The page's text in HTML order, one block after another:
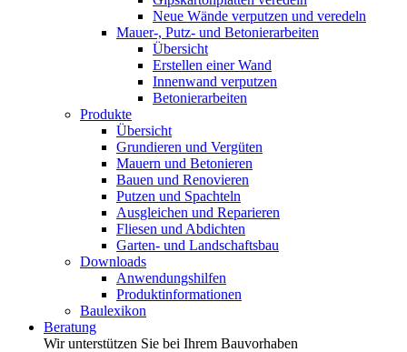
Neue Wände verputzen und veredeln
Mauer-, Putz- und Betonierarbeiten
Übersicht
Erstellen einer Wand
Innenwand verputzen
Betonierarbeiten
Produkte
Übersicht
Grundieren und Vergüten
Mauern und Betonieren
Bauen und Renovieren
Putzen und Spachteln
Ausgleichen und Reparieren
Fliesen und Abdichten
Garten- und Landschaftsbau
Downloads
Anwendungshilfen
Produktinformationen
Baulexikon
Beratung
Wir unterstützen Sie bei Ihrem Bauvorhaben